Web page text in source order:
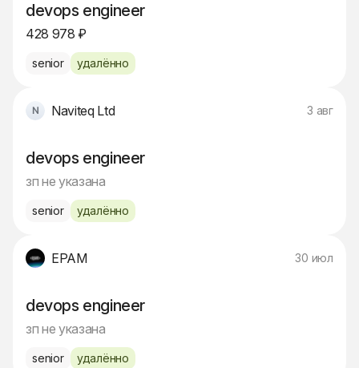
devops engineer
428 978 ₽
senior удалённо
Naviteq Ltd 3 авг
devops engineer
зп не указана
senior удалённо
EPAM 30 июл
devops engineer
зп не указана
senior удалённо